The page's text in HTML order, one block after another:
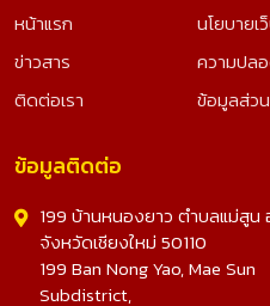
หน้าแรก
ข่าวสาร
ติดต่อเรา
นโยบายเ
ความปล
ข้อมูลส่ว
ข้อมูลติดต่อ
199 บ้านหนองยาว ตำบลแม่สูน
จังหวัดเชียงใหม่ 50110
199 Ban Nong Yao, Mae Sun
Subdistrict,